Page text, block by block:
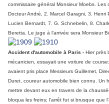
commissaire général Monsieur Moebs. Les
Docteur André, 2. Marcel Garagni, 3. Henri
Lucien Bernardt, 7. G. Schnebelin, 8.
Beretta. Le juge à l’arrivée sera Monsieur
Accident d'automobile à Paris - Hier près
mécanicien, essayait une voiture de
avaient pris place Messieurs Guillemet,
Duret, coureur automobile bien connu. Un
mettre devant eux en travers de la
bloqua les freins; l'arrêt fut si brusque que